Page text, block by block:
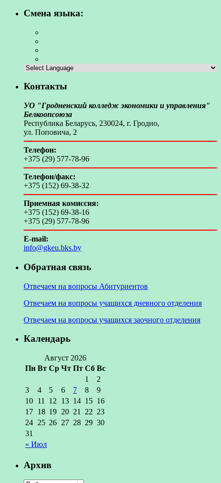
Смена языка:
Контакты
УО "Гродненский колледж экономики и управления"
Белкоопсоюза
Республика Беларусь, 230024, г. Гродно,
ул. Поповича, 2
Телефон:
+375 (29) 577-78-96
Телефон/факс:
+375 (152) 69-38-32
Приемная комиссия:
+375 (152) 69-38-16
+375 (29) 577-78-96
E-mail:
info@gkeu.bks.by
Обратная связь
Отвечаем на вопросы Абитуриентов
Отвечаем на вопросы учащихся дневного отделения
Отвечаем на вопросы учащихся заочного отделения
Календарь
Август 2026
Пн Вт Ср Чт Пт Сб Вс
« Июл
1
2
3
4 5 6 7 8
9
10 11 12 13 14 15 16
17 18 19 20 21 22 23
24 25 26 27 28 29 30
31
Архив